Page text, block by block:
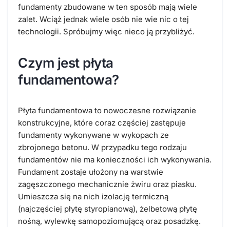
fundamenty zbudowane w ten sposób mają wiele
zalet. Wciąż jednak wiele osób nie wie nic o tej
technologii. Spróbujmy więc nieco ją przybliżyć.
Czym jest płyta
fundamentowa?
Płyta fundamentowa to nowoczesne rozwiązanie
konstrukcyjne, które coraz częściej zastępuje
fundamenty wykonywane w wykopach ze
zbrojonego betonu. W przypadku tego rodzaju
fundamentów nie ma konieczności ich wykonywania.
Fundament zostaje ułożony na warstwie
zagęszczonego mechanicznie żwiru oraz piasku.
Umieszcza się na nich izolację termiczną
(najczęściej płytę styropianową), żelbetową płytę
nośną, wylewkę samopoziomującą oraz posadzkę.